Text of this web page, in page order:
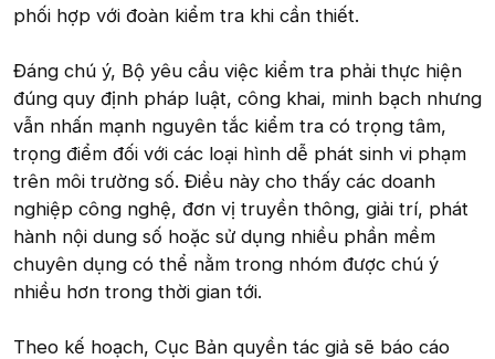
phối hợp với đoàn kiểm tra khi cần thiết.
Đáng chú ý, Bộ yêu cầu việc kiểm tra phải thực hiện
đúng quy định pháp luật, công khai, minh bạch nhưng
vẫn nhấn mạnh nguyên tắc kiểm tra có trọng tâm,
trọng điểm đối với các loại hình dễ phát sinh vi phạm
trên môi trường số. Điều này cho thấy các doanh
nghiệp công nghệ, đơn vị truyền thông, giải trí, phát
hành nội dung số hoặc sử dụng nhiều phần mềm
chuyên dụng có thể nằm trong nhóm được chú ý
nhiều hơn trong thời gian tới.
Theo kế hoạch, Cục Bản quyền tác giả sẽ báo cáo